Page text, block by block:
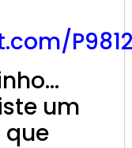
.com/
um
que